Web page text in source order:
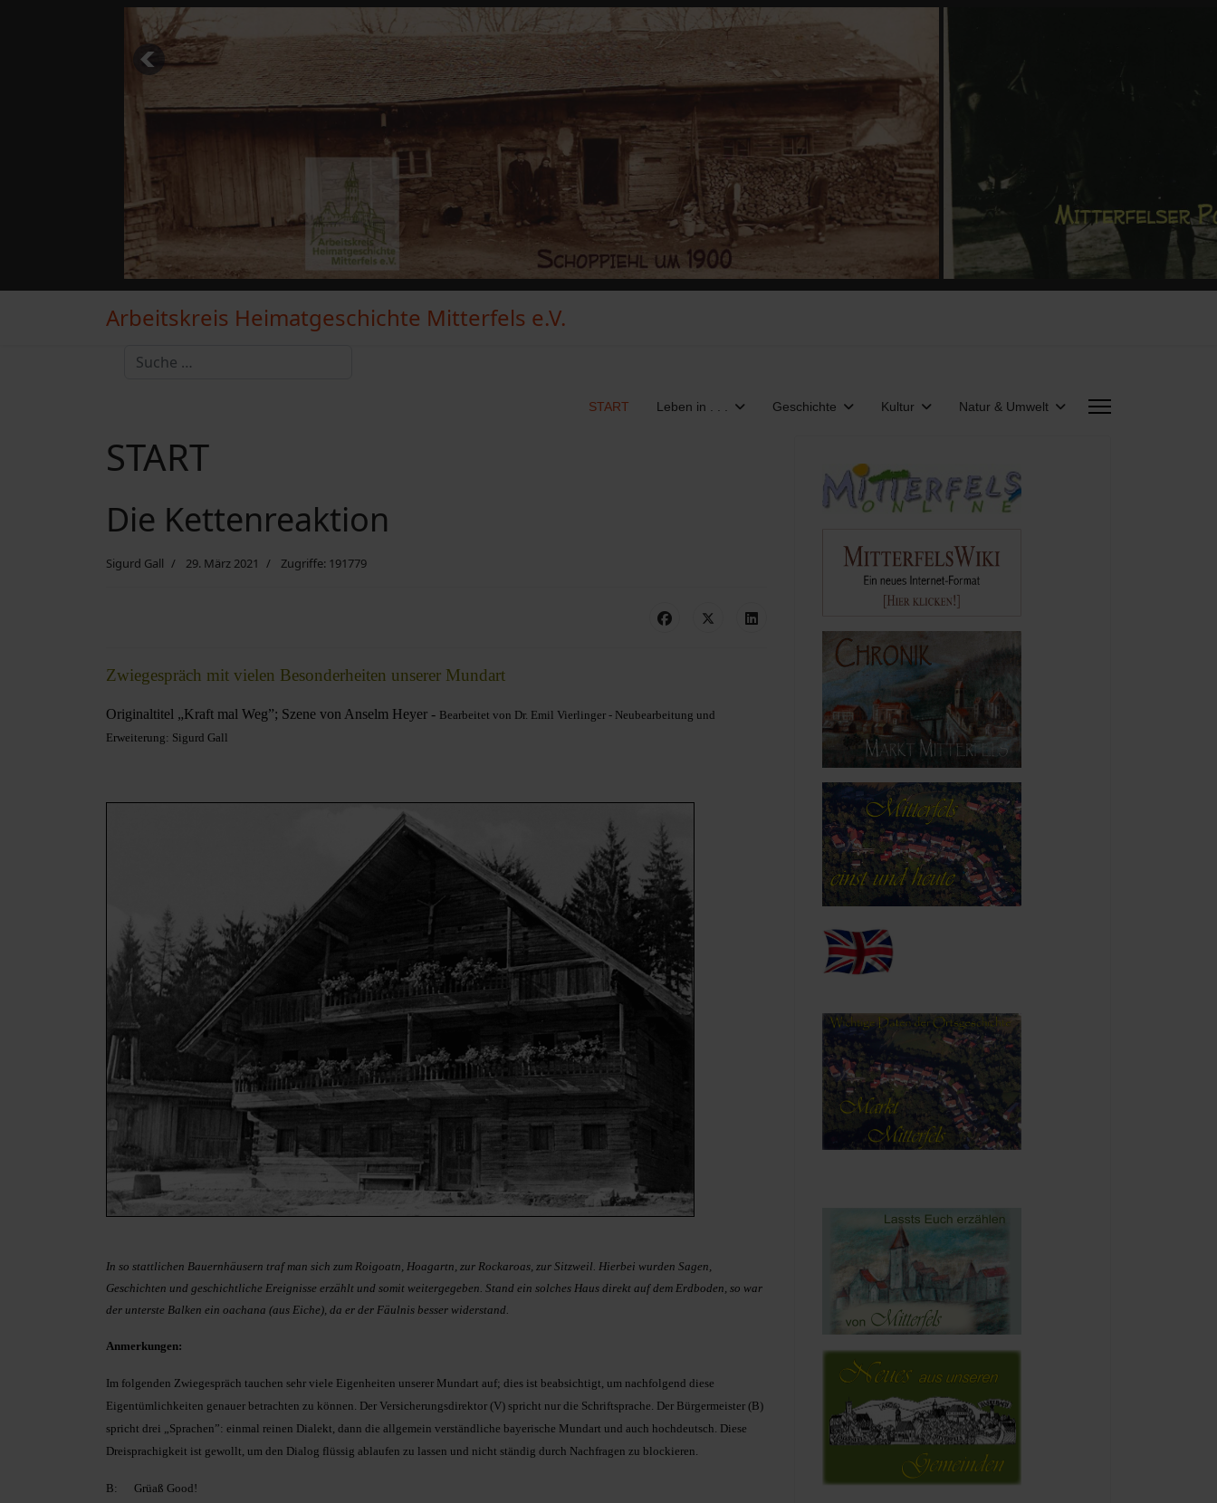
Arbeitskreis Heimatgeschichte Mitterfels e.V.
Suchen
START Leben in . . . Geschichte Kultur Natur & Umwelt
START
Die Kettenreaktion
Sigurd Gall 29. März 2021 Zugriffe: 191779
Zwiegespräch mit vielen Besonderheiten unserer Mundart
Originaltitel „Kraft mal Weg”; Szene von Anselm Heyer - Bearbeitet von Dr. Emil Vierlinger - Neubearbeitung und
Erweiterung: Sigurd Gall
In so stattlichen Bauernhäusern traf man sich zum Roigoatn, Hoagartn, zur Rockaroas, zur Sitzweil. Hierbei wurden Sagen,
Geschichten und geschichtliche Ereignisse erzählt und somit weitergegeben. Stand ein solches Haus direkt auf dem Erdboden, so war
der unterste Balken ein oachana (aus Eiche), da er der Fäulnis besser widerstand.
Anmerkungen:
Im folgenden Zwiegespräch tauchen sehr viele Eigenheiten unserer Mundart auf; dies ist beabsichtigt, um nachfolgend diese
Eigentümlichkeiten genauer betrachten zu können. Der Versicherungsdirektor (V) spricht nur die Schriftsprache. Der Bürgermeister (B)
spricht drei „Sprachen”: einmal reinen Dialekt, dann die allgemein verständliche bayerische Mundart und auch hochdeutsch. Diese
Dreisprachigkeit ist gewollt, um den Dialog flüssig ablaufen zu lassen und nicht ständig durch Nachfragen zu blockieren.
B: Grüaß Good!